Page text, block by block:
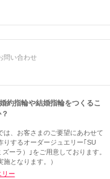
問い合わせ
約指輪や結婚指輪をつくるこ
は、お客さまのご要望にあわせて
りするオーダージュエリー｢SU
ーラ）｣をご用意しております。
施となります。）
リー